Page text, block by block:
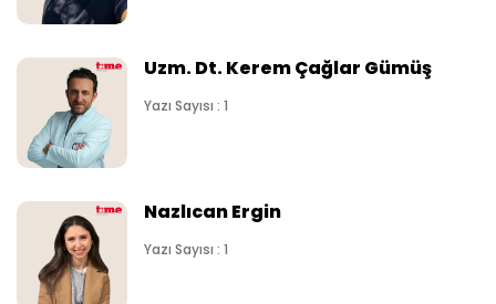
Uzm. Dt. Kerem Çağlar Gümüş
Yazı Sayısı : 1
Nazlıcan Ergin
Yazı Sayısı : 1